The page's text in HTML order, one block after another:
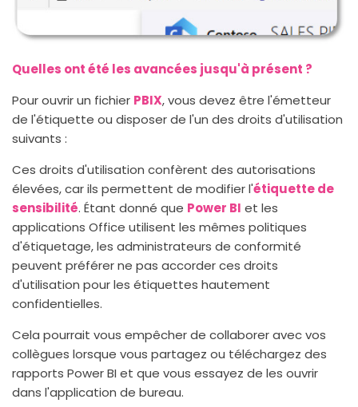
Quelles ont été les avancées jusqu'à présent ?
Pour ouvrir un fichier PBIX, vous devez être l'émetteur
de l'étiquette ou disposer de l'un des droits d'utilisation
suivants :
Ces droits d'utilisation confèrent des autorisations
élevées, car ils permettent de modifier l'étiquette de
sensibilité. Étant donné que Power BI et les
applications Office utilisent les mêmes politiques
d'étiquetage, les administrateurs de conformité
peuvent préférer ne pas accorder ces droits
d'utilisation pour les étiquettes hautement
confidentielles.
Cela pourrait vous empêcher de collaborer avec vos
collègues lorsque vous partagez ou téléchargez des
rapports Power BI et que vous essayez de les ouvrir
dans l'application de bureau.